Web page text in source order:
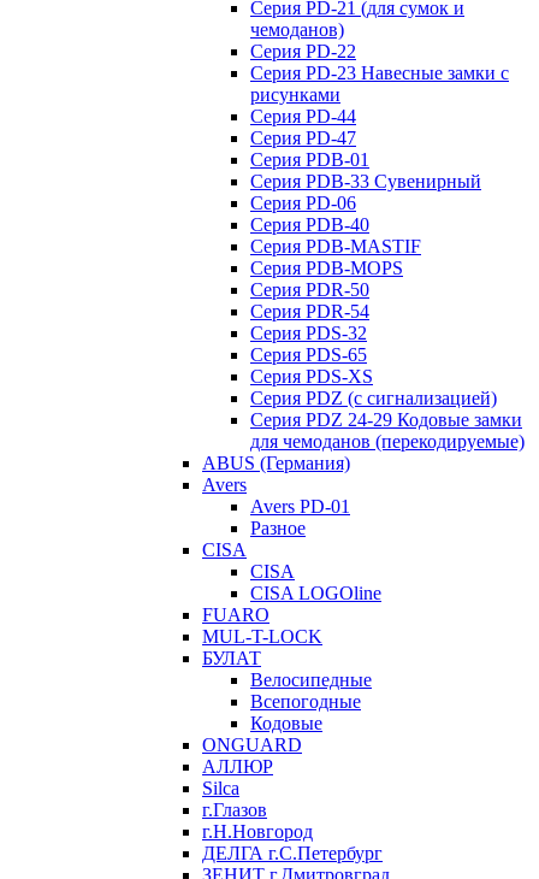
Серия PD-21 (для сумок и
чемоданов)
Серия PD-22
Серия PD-23 Навесные замки с
рисунками
Серия PD-44
Серия PD-47
Серия PDB-01
Серия PDB-33 Сувенирный
Серия PD-06
Серия PDB-40
Серия PDB-MASTIF
Серия PDB-MOPS
Серия PDR-50
Серия PDR-54
Серия PDS-32
Серия PDS-65
Серия PDS-XS
Серия PDZ (с сигнализацией)
Серия PDZ 24-29 Кодовые замки
для чемоданов (перекодируемые)
ABUS (Германия)
Avers
Avers PD-01
Разное
CISA
CISA
CISA LOGOline
FUARO
MUL-T-LOCK
БУЛАТ
Велосипедные
Всепогодные
Кодовые
ONGUARD
АЛЛЮР
Silca
г.Глазов
г.Н.Новгород
ДЕЛГА г.С.Петербург
ЗЕНИТ г.Дмитровград